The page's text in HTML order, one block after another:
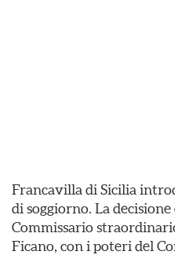
Francavilla di Sicilia
di soggiorno. La
Commissario
Ficano, con i poteri del